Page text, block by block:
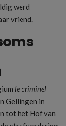
werd
vriend.
le criminel
Gellingen in
tot het Hof van